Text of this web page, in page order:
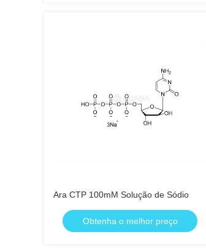
Ara CTP 100mM Solução de Sódio
Obtenha o melhor preço